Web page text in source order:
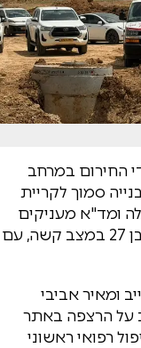
במוקדי החירום במרחב
סמוך לקריית
ומד"א מעניקים
טיפול רפואי ומפנים לבי"ח סורוקה גבר בן 27 במצב קשה, עם
ומאיר אביבי
על הרצפה באתר
רפואי ראשוני